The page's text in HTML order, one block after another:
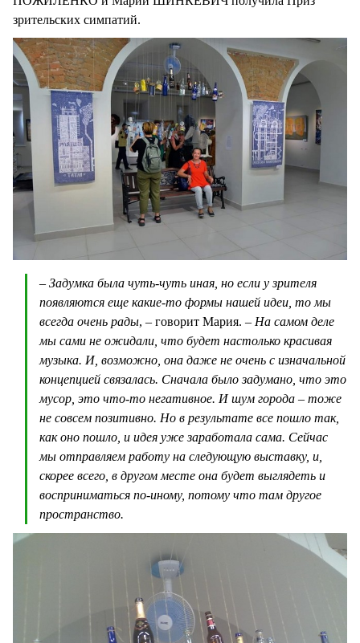
зрительских симпатий.
– Задумка была чуть-чуть иная, но если у зрителя
появляются еще какие-то формы нашей идеи, то мы
всегда очень рады, – говорит Мария. – На самом деле
мы сами не ожидали, что будет настолько красивая
музыка. И, возможно, она даже не очень с изначальной
концепцией связалась. Сначала было задумано, что это
мусор, это что-то негативное. И шум города – тоже
не совсем позитивно. Но в результате все пошло так,
как оно пошло, и идея уже заработала сама. Сейчас
мы отправляем работу на следующую выставку, и,
скорее всего, в другом месте она будет выглядеть и
восприниматься по-иному, потому что там другое
пространство.